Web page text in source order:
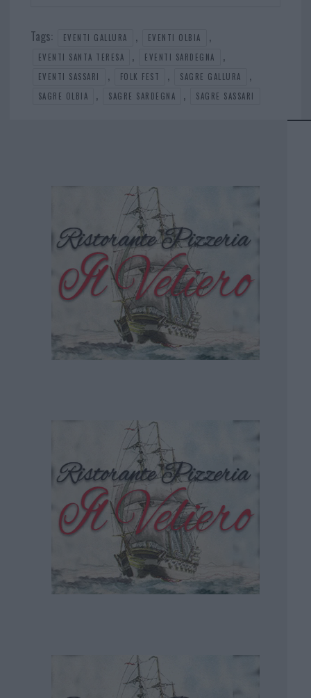
Tags: EVENTI GALLURA , EVENTI OLBIA ,
EVENTI SANTA TERESA , EVENTI SARDEGNA ,
EVENTI SASSARI , FOLK FEST , SAGRE GALLURA ,
SAGRE OLBIA , SAGRE SARDEGNA , SAGRE SASSARI